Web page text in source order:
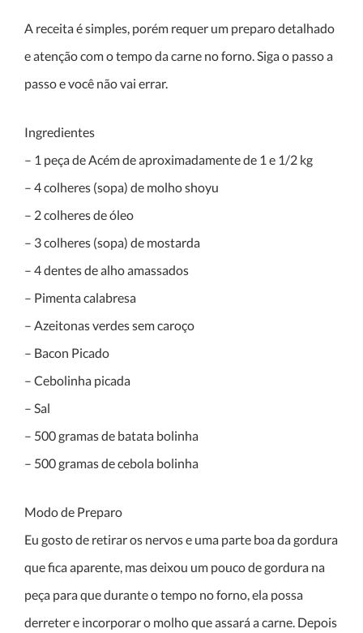
A receita é simples, porém requer um preparo detalhado
e atenção com o tempo da carne no forno. Siga o passo a
passo e você não vai errar.
Ingredientes
– 1 peça de Acém de aproximadamente de 1 e 1/2 kg
– 4 colheres (sopa) de molho shoyu
– 2 colheres de óleo
– 3 colheres (sopa) de mostarda
– 4 dentes de alho amassados
– Pimenta calabresa
– Azeitonas verdes sem caroço
– Bacon Picado
– Cebolinha picada
– Sal
– 500 gramas de batata bolinha
– 500 gramas de cebola bolinha
Modo de Preparo
Eu gosto de retirar os nervos e uma parte boa da gordura
que fica aparente, mas deixou um pouco de gordura na
peça para que durante o tempo no forno, ela possa
derreter e incorporar o molho que assará a carne. Depois